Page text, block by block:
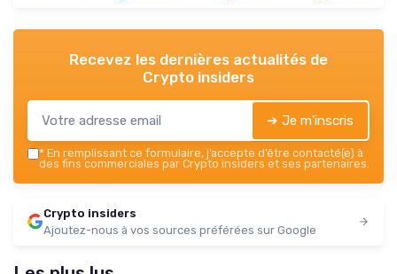
Recevez les dernières actualités de
Crypto insiders
➔ Je m'inscris
* En remplissant ce formulaire, j’accepte d’être contacté(e) à
des fins commerciales par Crypto insiders et ses partenaires.
Crypto insiders
Ajoutez-nous à vos sources préférées sur Google